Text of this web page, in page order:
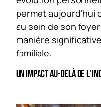
permet aujourd’hui
au sein de son
manière
familiale.
UN IMPACT AU-DELÀ DE